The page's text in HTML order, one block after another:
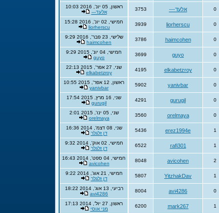
0 אלעד--- 3753
ראשון, 05 יונ', 2016 10:03
אלעד---
0
liorherscu
3939
חמישי, 02 יונ', 2016 15:28
liorherscu
0
haimcohen
3786
שלישי, 23 פבר', 2016 9:29
haimcohen
0
guyo
3699
חמישי, 04 יונ', 2015 9:29
guyo
0
elkabetzroy
4195
שני, 27 אפר', 2015 22:13
elkabetzroy
0
yanivbar
5902
ראשון, 12 אפר', 2015 10:55
yanivbar
0
gurugil
4291
שני, 16 מרץ, 2015 17:54
gurugil
0
orelmaya
3560
שני, 05 ינו', 2015 2:01
orelmaya
1
erez1994e
5436
שני, 08 דצמ', 2014 16:36
דן זלגלר
1
rafi301
6522
חמישי, 02 אוק', 2014 9:32
דן זלגלר
2
avicohen
8048
חמישי, 04 ספט', 2014 16:43
avicohen
1
YitzhakDav
5807
חמישי, 21 אוג', 2014 9:22
דן זלגלר
0
avi4286
8004
רביעי, 13 אוג', 2014 18:22
avi4286
1
mark267
6200
ראשון, 27 יול', 2014 17:13
מני אוסי